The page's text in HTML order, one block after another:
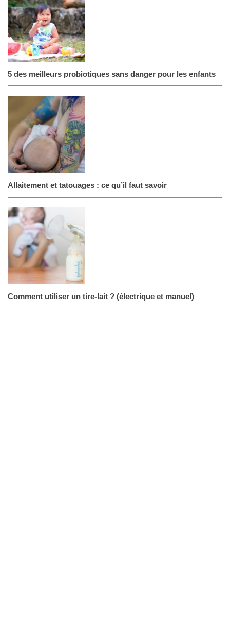
5 des meilleurs probiotiques sans danger pour les enfants
Allaitement et tatouages : ce qu’il faut savoir
Comment utiliser un tire-lait ? (électrique et manuel)